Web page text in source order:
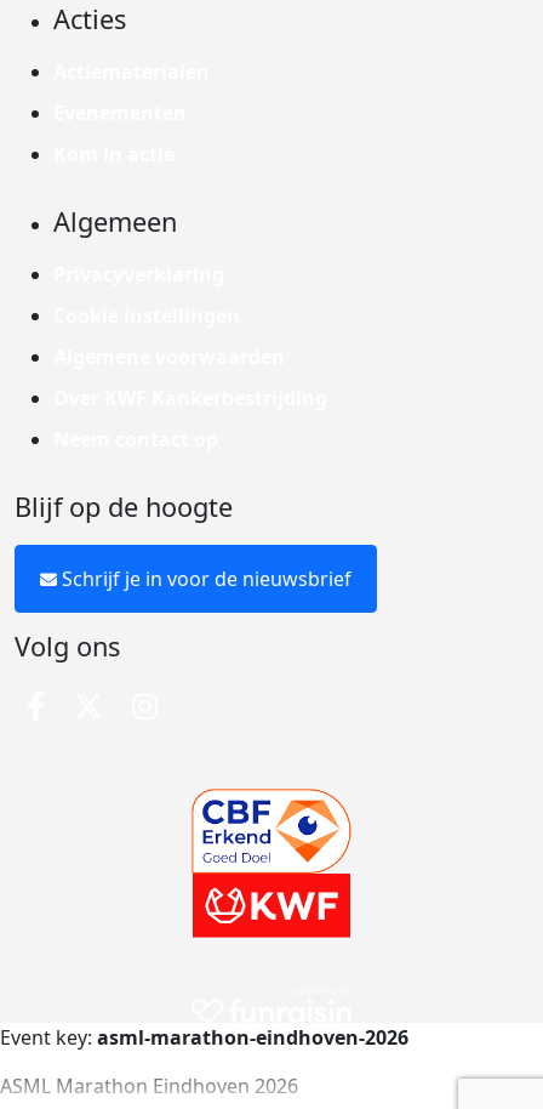
Acties
Algemeen
Blijf op de hoogte
Schrijf je in voor de nieuwsbrief
Volg ons
Event key: asml-marathon-eindhoven-2026
ASML Marathon Eindhoven 2026